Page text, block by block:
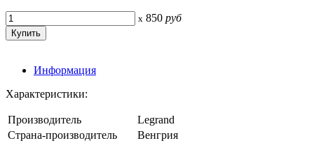
x 850 руб
Информация
Характеристики:
Производитель
Legrand
Страна-производитель
Венгрия